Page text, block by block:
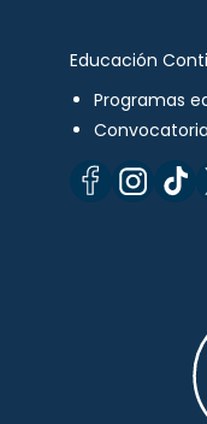
Educación
Programas